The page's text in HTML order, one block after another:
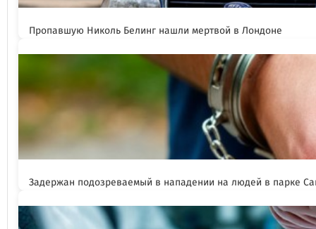
Пропавшую Николь Белинг нашли мертвой в Лондоне
Задержан подозреваемый в нападении на людей в парке